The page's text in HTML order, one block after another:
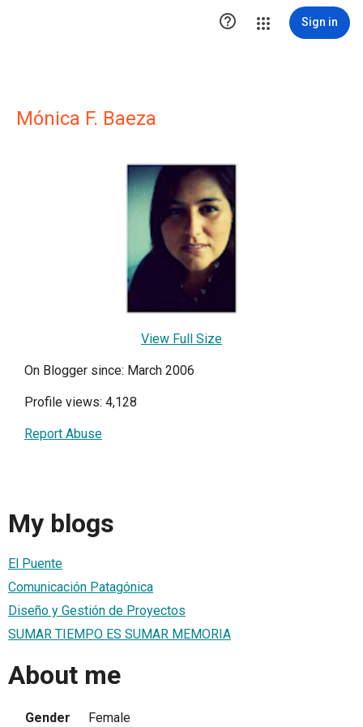
 Sign in
Mónica F. Baeza
View Full Size
On Blogger since: March 2006
Profile views: 4,128
Report Abuse
My blogs
El Puente
Comunicación Patagónica
Diseño y Gestión de Proyectos
SUMAR TIEMPO ES SUMAR MEMORIA
About me
Gender Female